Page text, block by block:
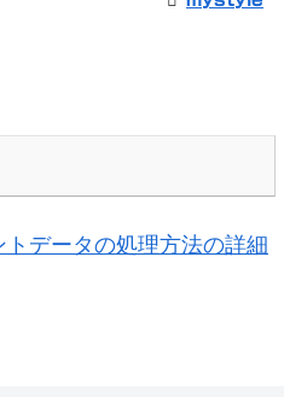
トデータの処理方法の詳細